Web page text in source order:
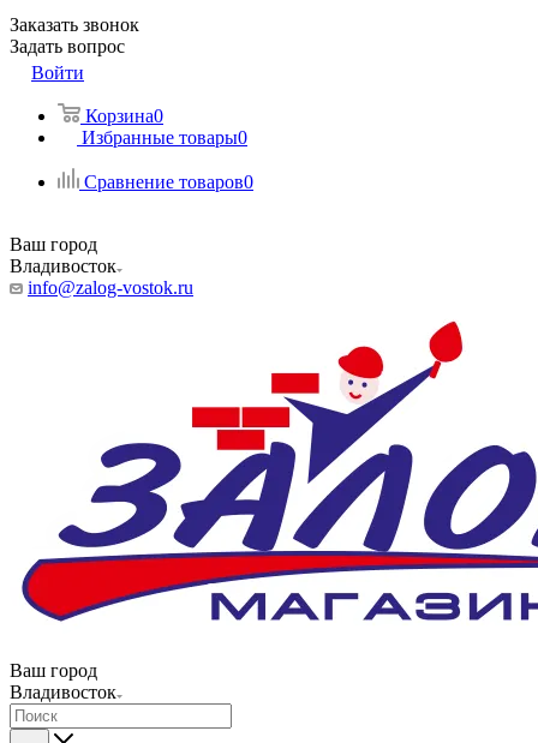
Заказать звонок
Задать вопрос
Войти
Корзина0
Избранные товары0
Сравнение товаров0
Ваш город
Владивосток
info@zalog-vostok.ru
Ваш город
Владивосток